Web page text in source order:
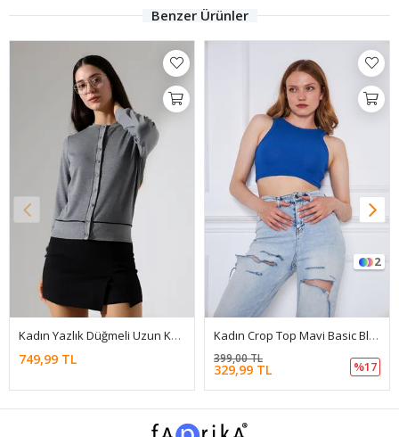
Benzer Ürünler
Kadın Yazlık Düğmeli Uzun Kol Şık Füme Bluz
749,99 TL
2
Kadın Crop Top Mavi Basic Bluz
329,99 TL
399,00 TL
%17